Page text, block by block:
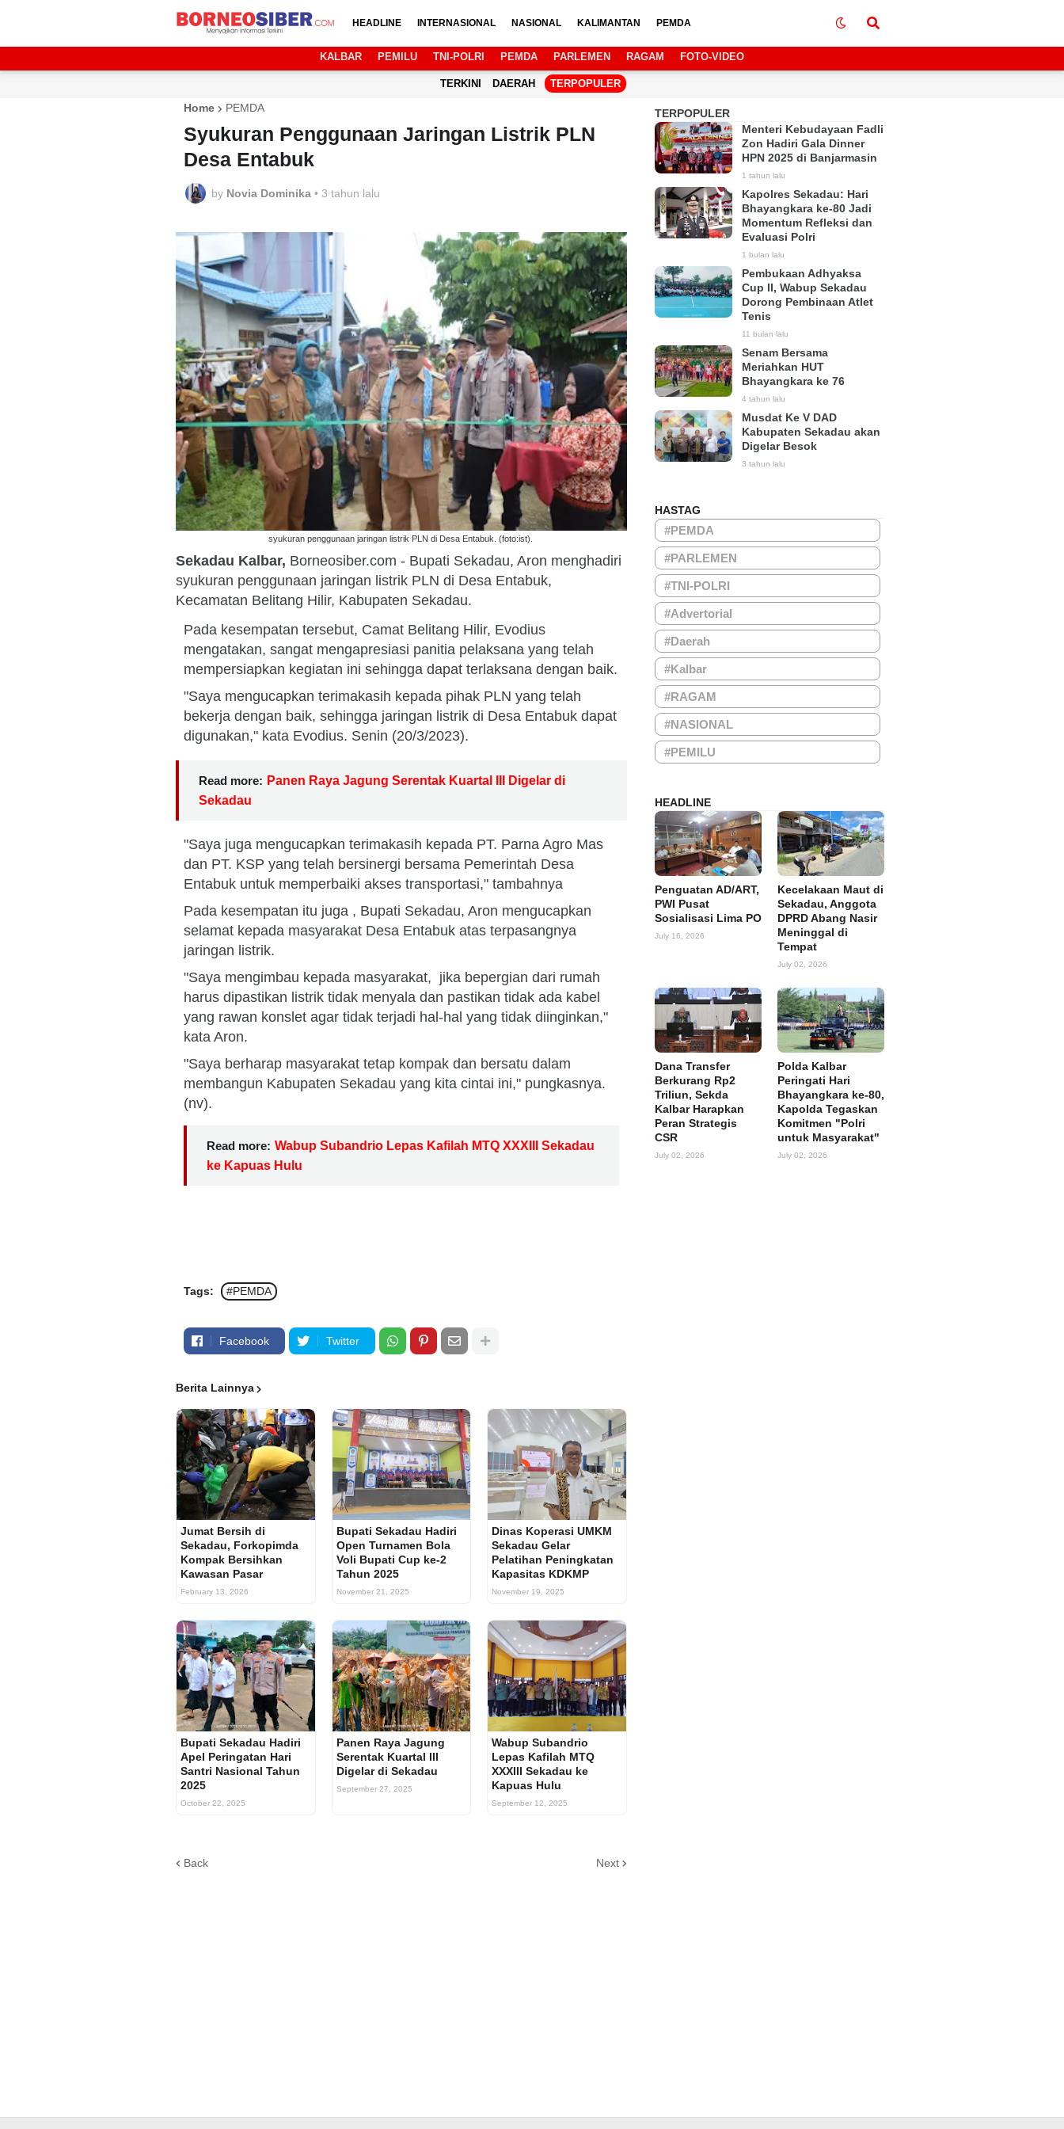
HEADLINE INTERNASIONAL NASIONAL KALIMANTAN PEMDA
KALBAR PEMILU TNI-POLRI PEMDA PARLEMEN RAGAM FOTO-VIDEO
TERKINI DAERAH TERPOPULER
Home PEMDA
Syukuran Penggunaan Jaringan Listrik PLN
Desa Entabuk
by Novia Dominika • 3 tahun lalu
syukuran penggunaan jaringan listrik PLN di Desa Entabuk. (foto:ist).
Sekadau Kalbar, Borneosiber.com - Bupati Sekadau, Aron menghadiri
syukuran penggunaan jaringan listrik PLN di Desa Entabuk,
Kecamatan Belitang Hilir, Kabupaten Sekadau.
Pada kesempatan tersebut, Camat Belitang Hilir, Evodius
mengatakan, sangat mengapresiasi panitia pelaksana yang telah
mempersiapkan kegiatan ini sehingga dapat terlaksana dengan baik.
"Saya mengucapkan terimakasih kepada pihak PLN yang telah
bekerja dengan baik, sehingga jaringan listrik di Desa Entabuk dapat
digunakan," kata Evodius. Senin (20/3/2023).
Read more: Panen Raya Jagung Serentak Kuartal III Digelar di
Sekadau
"Saya juga mengucapkan terimakasih kepada PT. Parna Agro Mas
dan PT. KSP yang telah bersinergi bersama Pemerintah Desa
Entabuk untuk memperbaiki akses transportasi," tambahnya
Pada kesempatan itu juga , Bupati Sekadau, Aron mengucapkan
selamat kepada masyarakat Desa Entabuk atas terpasangnya
jaringan listrik.
"Saya mengimbau kepada masyarakat, jika bepergian dari rumah
harus dipastikan listrik tidak menyala dan pastikan tidak ada kabel
yang rawan konslet agar tidak terjadi hal-hal yang tidak diinginkan,"
kata Aron.
"Saya berharap masyarakat tetap kompak dan bersatu dalam
membangun Kabupaten Sekadau yang kita cintai ini," pungkasnya.
(nv).
Read more: Wabup Subandrio Lepas Kafilah MTQ XXXIII Sekadau
ke Kapuas Hulu
Tags: #PEMDA
Facebook Twitter
Berita Lainnya
Jumat Bersih di
Sekadau, Forkopimda
Kompak Bersihkan
Kawasan Pasar
February 13, 2026
Bupati Sekadau Hadiri
Open Turnamen Bola
Voli Bupati Cup ke-2
Tahun 2025
November 21, 2025
Dinas Koperasi UMKM
Sekadau Gelar
Pelatihan Peningkatan
Kapasitas KDKMP
November 19, 2025
Bupati Sekadau Hadiri
Apel Peringatan Hari
Santri Nasional Tahun
2025
October 22, 2025
Panen Raya Jagung
Serentak Kuartal III
Digelar di Sekadau
September 27, 2025
Wabup Subandrio
Lepas Kafilah MTQ
XXXIII Sekadau ke
Kapuas Hulu
September 12, 2025
Back Next
TERPOPULER
Menteri Kebudayaan Fadli
Zon Hadiri Gala Dinner
HPN 2025 di Banjarmasin
1 tahun lalu
Kapolres Sekadau: Hari
Bhayangkara ke-80 Jadi
Momentum Refleksi dan
Evaluasi Polri
1 bulan lalu
Pembukaan Adhyaksa
Cup II, Wabup Sekadau
Dorong Pembinaan Atlet
Tenis
11 bulan lalu
Senam Bersama
Meriahkan HUT
Bhayangkara ke 76
4 tahun lalu
Musdat Ke V DAD
Kabupaten Sekadau akan
Digelar Besok
3 tahun lalu
HASTAG
#PEMDA
#PARLEMEN
#TNI-POLRI
#Advertorial
#Daerah
#Kalbar
#RAGAM
#NASIONAL
#PEMILU
HEADLINE
Penguatan AD/ART,
PWI Pusat
Sosialisasi Lima PO
July 16, 2026
Kecelakaan Maut di
Sekadau, Anggota
DPRD Abang Nasir
Meninggal di
Tempat
July 02, 2026
Dana Transfer
Berkurang Rp2
Triliun, Sekda
Kalbar Harapkan
Peran Strategis
CSR
July 02, 2026
Polda Kalbar
Peringati Hari
Bhayangkara ke-80,
Kapolda Tegaskan
Komitmen "Polri
untuk Masyarakat"
July 02, 2026